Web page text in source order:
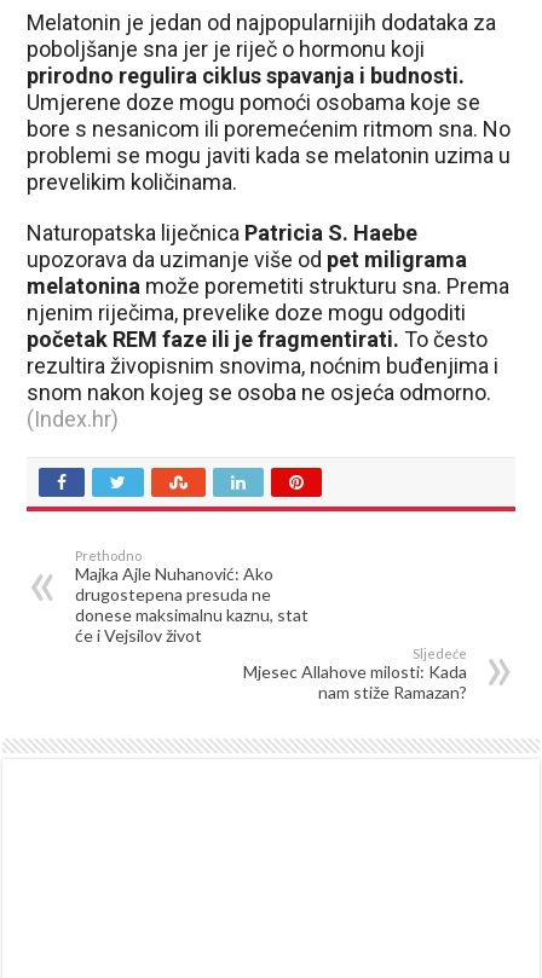
Melatonin je jedan od najpopularnijih dodataka za
poboljšanje sna jer je riječ o hormonu koji
prirodno regulira ciklus spavanja i budnosti.
Umjerene doze mogu pomoći osobama koje se
bore s nesanicom ili poremećenim ritmom sna. No
problemi se mogu javiti kada se melatonin uzima u
prevelikim količinama.
Naturopatska liječnica Patricia S. Haebe
upozorava da uzimanje više od pet miligrama
melatonina može poremetiti strukturu sna. Prema
njenim riječima, prevelike doze mogu odgoditi
početak REM faze ili je fragmentirati. To često
rezultira živopisnim snovima, noćnim buđenjima i
snom nakon kojeg se osoba ne osjeća odmorno.
(Index.hr)
Prethodno
Majka Ajle Nuhanović: Ako
drugostepena presuda ne
donese maksimalnu kaznu, stat
će i Vejsilov život
Sljedeće
Mjesec Allahove milosti: Kada
nam stiže Ramazan?